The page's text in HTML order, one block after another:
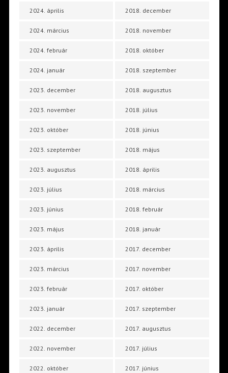
2024. április
2024. március
2024. február
2024. január
2023. december
2023. november
2023. október
2023. szeptember
2023. augusztus
2023. július
2023. június
2023. május
2023. április
2023. március
2023. február
2023. január
2022. december
2022. november
2022. október
2018. december
2018. november
2018. október
2018. szeptember
2018. augusztus
2018. július
2018. június
2018. május
2018. április
2018. március
2018. február
2018. január
2017. december
2017. november
2017. október
2017. szeptember
2017. augusztus
2017. július
2017. június